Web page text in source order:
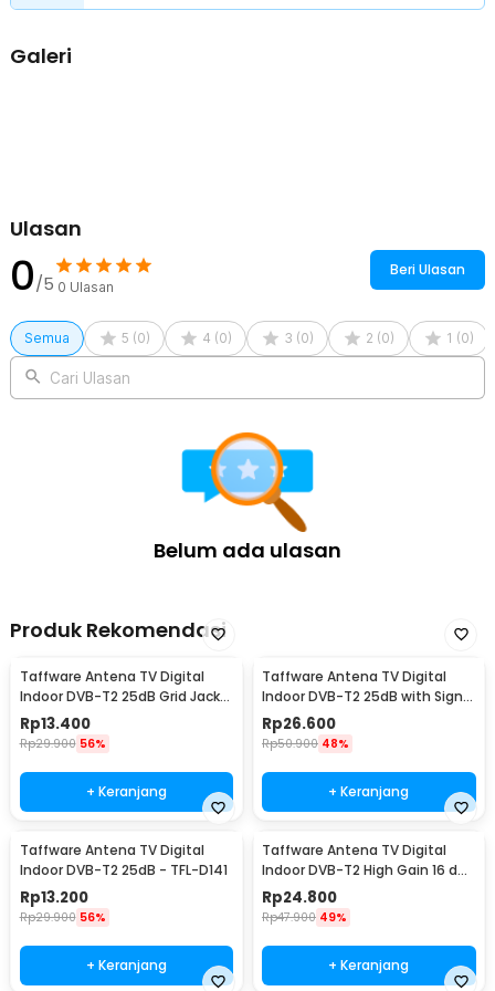
Galeri
Ulasan
0/5 0 Ulasan
Beri Ulasan
Semua 5 (0) 4 (0) 3 (0) 2 (0) 1 (0)
Cari Ulasan
Belum ada ulasan
Produk Rekomendasi
Taffware Antena TV Digital
Indoor DVB-T2 25dB Grid Jack
Male Plug - TFL-D139
Rp13.400
Rp29.900 56%
+ Keranjang
Taffware Antena TV Digital
Indoor DVB-T2 25dB with Signal
Booster - TFL-D140
Rp26.600
Rp50.900 48%
+ Keranjang
Taffware Antena TV Digital
Indoor DVB-T2 25dB - TFL-D141
Rp13.200
Rp29.900 56%
+ Keranjang
Taffware Antena TV Digital
Indoor DVB-T2 High Gain 16 dBi
- EL0465
Rp24.800
Rp47.900 49%
+ Keranjang